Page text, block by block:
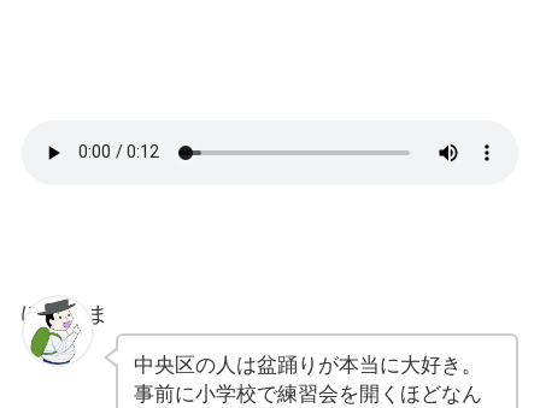
ぽちゃま
中央区の人は盆踊りが本当に大好き。
事前に小学校で練習会を開くほどなん